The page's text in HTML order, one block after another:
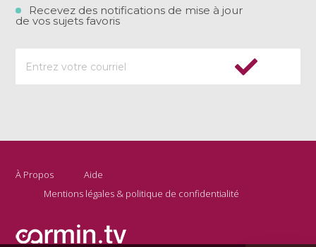
Recevez des notifications de mise à jour
de vos sujets favoris
À Propos
Aide
Mentions légales & politique de confidentialité